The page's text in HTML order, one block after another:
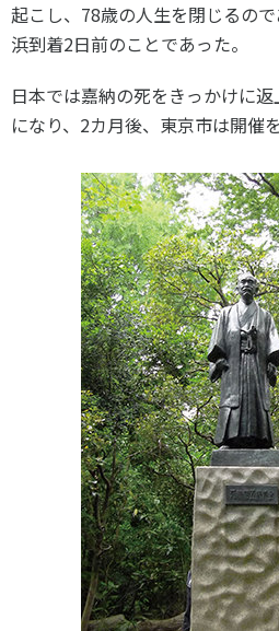
起こし、78歳の人生を閉じるの
浜到着2日前のことであった。
日本では嘉納の死をきっかけに
になり、2カ月後、東京市は開催